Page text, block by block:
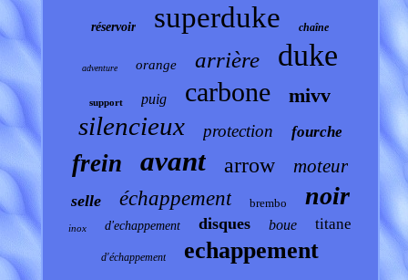
réservoir superduke chaîne
adventure orange arrière duke
support puig carbone mivv
silencieux protection fourche
frein avant arrow moteur
selle échappement brembo noir
inox d'echappement disques boue titane
d'échappement echappement